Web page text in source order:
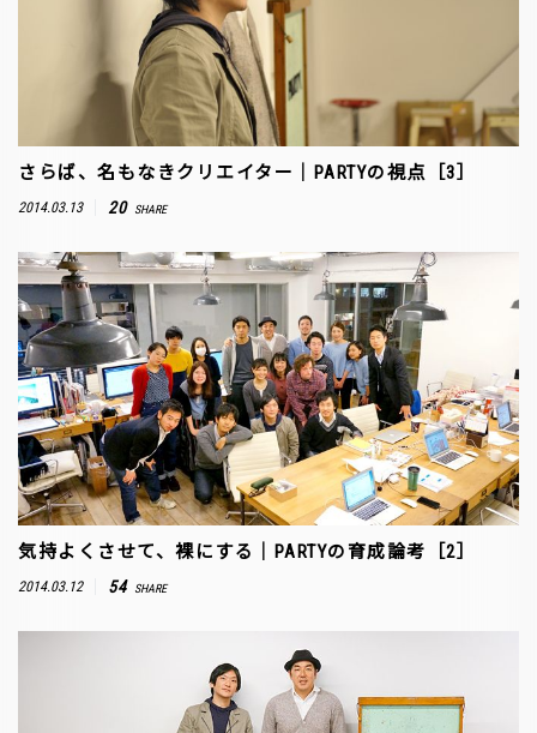
さらば、名もなきクリエイター｜PARTYの視点［3］
2014.03.13 20 SHARE
気持よくさせて、裸にする｜PARTYの育成論考［2］
2014.03.12 54 SHARE